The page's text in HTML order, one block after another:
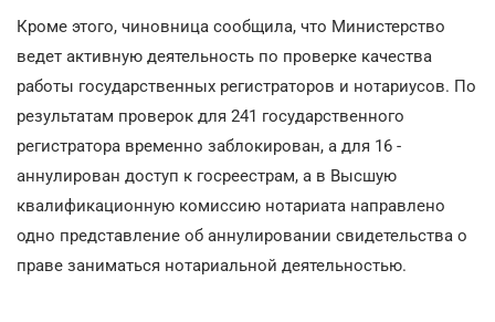
Кроме этого, чиновница сообщила, что Министерство
ведет активную деятельность по проверке качества
работы государственных регистраторов и нотариусов. По
результатам проверок для 241 государственного
регистратора временно заблокирован, а для 16 -
аннулирован доступ к госреестрам, а в Высшую
квалификационную комиссию нотариата направлено
одно представление об аннулировании свидетельства о
праве заниматься нотариальной деятельностью.